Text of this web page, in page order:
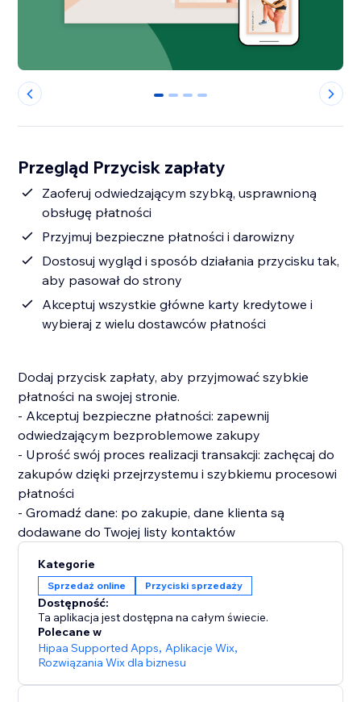
0 1 2 3
Przegląd Przycisk zapłaty
Zaoferuj odwiedzającym szybką, usprawnioną
obsługę płatności
Przyjmuj bezpieczne płatności i darowizny
Dostosuj wygląd i sposób działania przycisku tak,
aby pasował do strony
Akceptuj wszystkie główne karty kredytowe i
wybieraj z wielu dostawców płatności
Dodaj przycisk zapłaty, aby przyjmować szybkie
płatności na swojej stronie.
- Akceptuj bezpieczne płatności: zapewnij
odwiedzającym bezproblemowe zakupy
- Uprość swój proces realizacji transakcji: zachęcaj do
zakupów dzięki przejrzystemu i szybkiemu procesowi
płatności
- Gromadź dane: po zakupie, dane klienta są
dodawane do Twojej listy kontaktów
Kategorie
Sprzedaż online Przyciski sprzedaży
Dostępność:
Ta aplikacja jest dostępna na całym świecie.
Polecane w
Hipaa Supported Apps, Aplikacje Wix,
Rozwiązania Wix dla biznesu